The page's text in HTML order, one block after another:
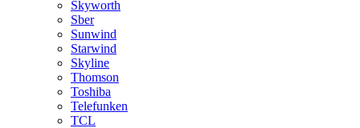
Skyworth
Sber
Sunwind
Starwind
Skyline
Thomson
Toshiba
Telefunken
TCL